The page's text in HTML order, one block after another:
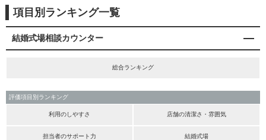
項目別ランキング一覧
結婚式場相談カウンター
総合ランキング
評価項目別ランキング
利用のしやすさ 店舗の清潔さ・雰囲気
担当者のサポート力 結婚式場